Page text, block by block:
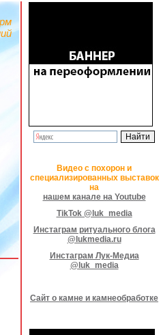
Видео с похорон и
специализированных выставок
на
нашем канале на Youtube
TikTok @luk_media
Инстаграм ритуального блога
@lukmedia.ru
Инстаграм Лук-Медиа
@luk_media
Сайт о камне и камнеобработке